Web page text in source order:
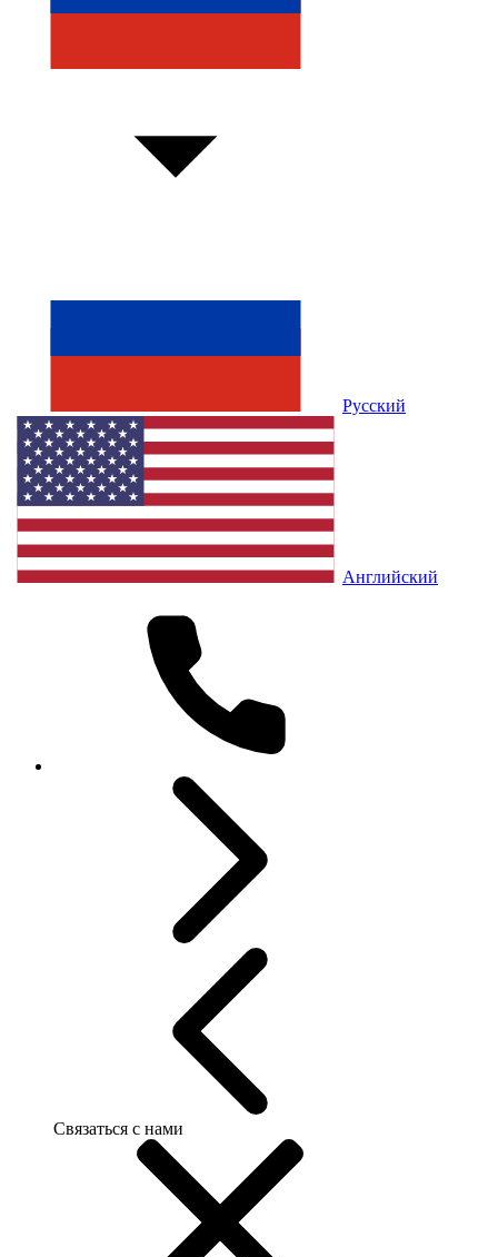
Русский
Английский
Связаться с нами